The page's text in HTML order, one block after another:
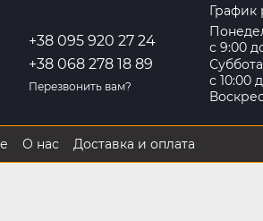
+38 095 920 27 24
+38 068 278 18 89
Перезвонить вам?
График
с 9:00
с 10:00
О нас
Доставка и оплата
Обмен и возврат